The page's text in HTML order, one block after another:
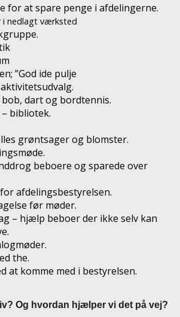
for at spare penge i afdelingerne.
nedlagt værksted
”God ide pulje
dart og bordtennis.
bibliotek.
grøntsager og blomster.
beboere og sparede over
afdelingsbestyrelsen.
før møder.
– hjælp beboer der ikke selv kan
the.
at komme med i bestyrelsen.
Og hvordan hjælper vi det på vej?